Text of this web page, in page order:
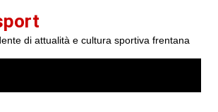
di attualità e cultura sportiva frentana